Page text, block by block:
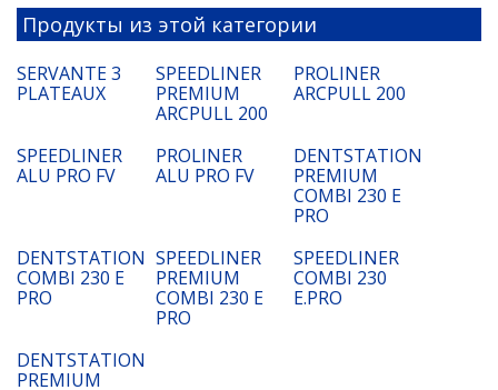
Продукты из этой категории
SERVANTE 3
PLATEAUX
SPEEDLINER
PREMIUM
ARCPULL 200
PROLINER
ARCPULL 200
SPEEDLINER
ALU PRO FV
PROLINER
ALU PRO FV
DENTSTATION
PREMIUM
COMBI 230 E
PRO
DENTSTATION
COMBI 230 E
PRO
SPEEDLINER
PREMIUM
COMBI 230 E
PRO
SPEEDLINER
COMBI 230
E.PRO
DENTSTATION
PREMIUM